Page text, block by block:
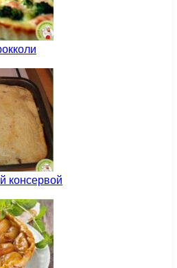
консервой